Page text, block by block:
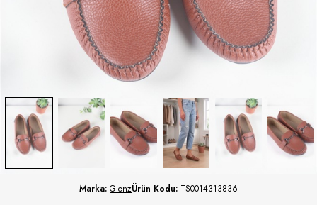
Marka: GlenzÜrün Kodu: TS0014313836